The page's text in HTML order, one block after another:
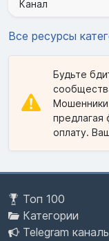
Канал
Все ресурсы
Будьте
Мошенники
предлагая
оплату.
Топ 100
Категории
Telegram